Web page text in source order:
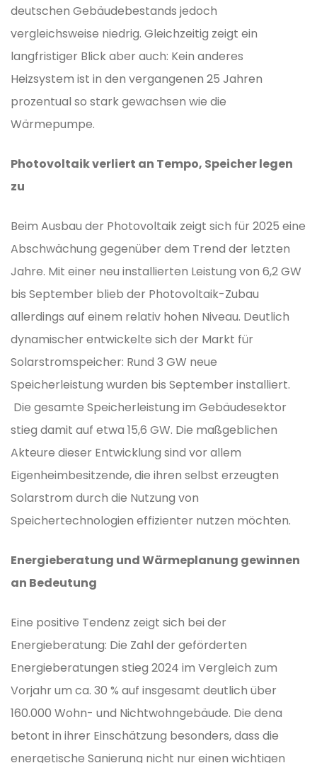
deutschen Gebäudebestands jedoch
vergleichsweise niedrig. Gleichzeitig zeigt ein
langfristiger Blick aber auch: Kein anderes
Heizsystem ist in den vergangenen 25 Jahren
prozentual so stark gewachsen wie die
Wärmepumpe.
Photovoltaik verliert an Tempo, Speicher legen
zu
Beim Ausbau der Photovoltaik zeigt sich für 2025 eine
Abschwächung gegenüber dem Trend der letzten
Jahre. Mit einer neu installierten Leistung von 6,2 GW
bis September blieb der Photovoltaik-Zubau
allerdings auf einem relativ hohen Niveau. Deutlich
dynamischer entwickelte sich der Markt für
Solarstromspeicher: Rund 3 GW neue
Speicherleistung wurden bis September installiert.
Die gesamte Speicherleistung im Gebäudesektor
stieg damit auf etwa 15,6 GW. Die maßgeblichen
Akteure dieser Entwicklung sind vor allem
Eigenheimbesitzende, die ihren selbst erzeugten
Solarstrom durch die Nutzung von
Speichertechnologien effizienter nutzen möchten.
Energieberatung und Wärmeplanung gewinnen
an Bedeutung
Eine positive Tendenz zeigt sich bei der
Energieberatung: Die Zahl der geförderten
Energieberatungen stieg 2024 im Vergleich zum
Vorjahr um ca. 30 % auf insgesamt deutlich über
160.000 Wohn- und Nichtwohngebäude. Die dena
betont in ihrer Einschätzung besonders, dass die
energetische Sanierung nicht nur einen wichtigen